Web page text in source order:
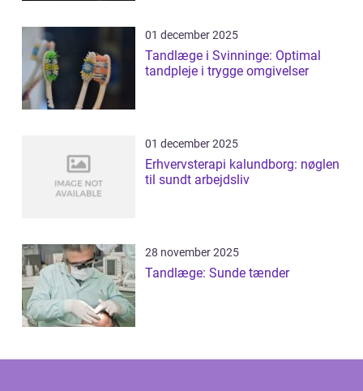
01 december 2025
Tandlæge i Svinninge: Optimal
tandpleje i trygge omgivelser
01 december 2025
Erhvervsterapi kalundborg: nøglen
til sundt arbejdsliv
28 november 2025
Tandlæge: Sunde tænder